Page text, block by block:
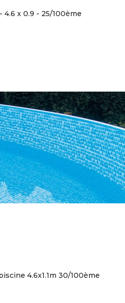
4.6 x 0.9 - 25/100ème
Liner MOSAIC V2 pour piscine 4.6x1.1m 30/100ème